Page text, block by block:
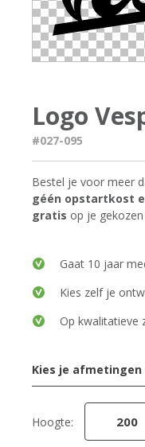
Corona Covid-19
Logo
#027-095
Bestel je voor meer
géén opstartkost
gratis op je
Gaat 10 jaar
Kies zelf je
Op kwalitatieve
Kies je afmetingen
Hoogte: